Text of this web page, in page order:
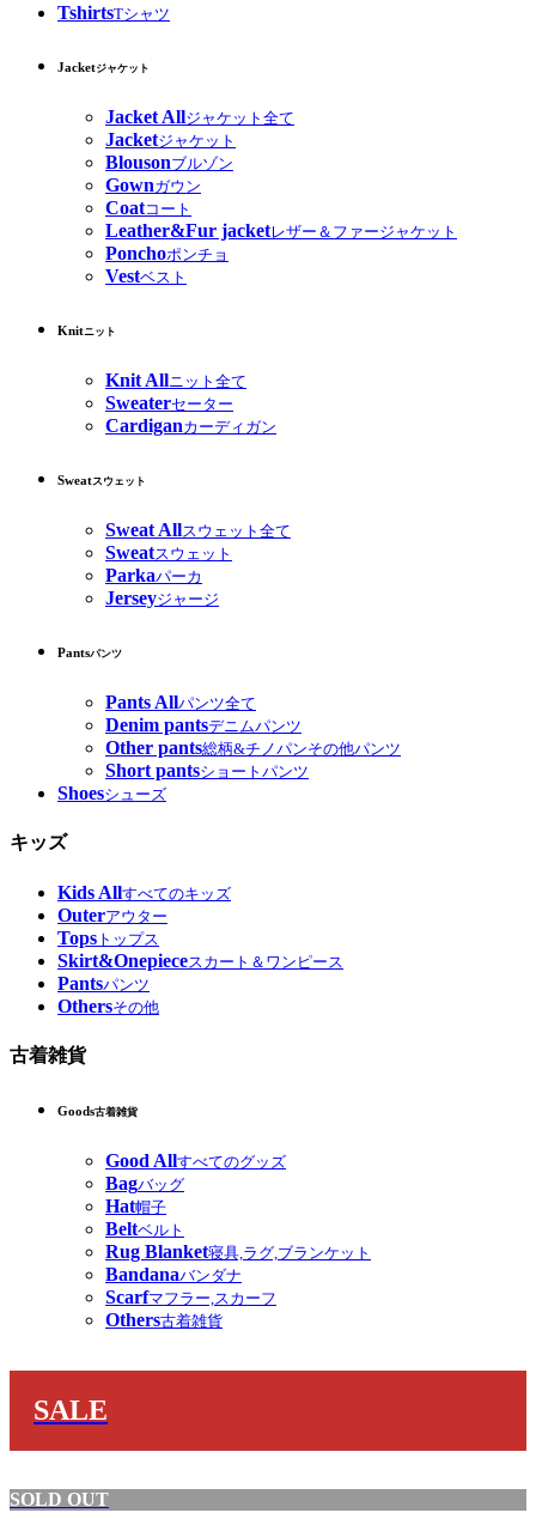
TshirtsTシャツ
Jacketジャケット
Jacket Allジャケット全て
Jacketジャケット
Blousonブルゾン
Gownガウン
Coatコート
Leather&Fur jacketレザー＆ファージャケット
Ponchoポンチョ
Vestベスト
Knitニット
Knit Allニット全て
Sweaterセーター
Cardiganカーディガン
Sweatスウェット
Sweat Allスウェット全て
Sweatスウェット
Parkaパーカ
Jerseyジャージ
Pantsパンツ
Pants Allパンツ全て
Denim pantsデニムパンツ
Other pants総柄&チノパンその他パンツ
Short pantsショートパンツ
Shoesシューズ
キッズ
Kids Allすべてのキッズ
Outerアウター
Tops トップス
Skirt&Onepieceスカート＆ワンピース
Pantsパンツ
Othersその他
古着雑貨
Goods古着雑貨
Good Allすべてのグッズ
Bagバッグ
Hat帽子
Beltベルト
Rug Blanket寝具,ラグ,ブランケット
Bandanaバンダナ
Scarfマフラー,スカーフ
Others古着雑貨
SALE
SOLD OUT